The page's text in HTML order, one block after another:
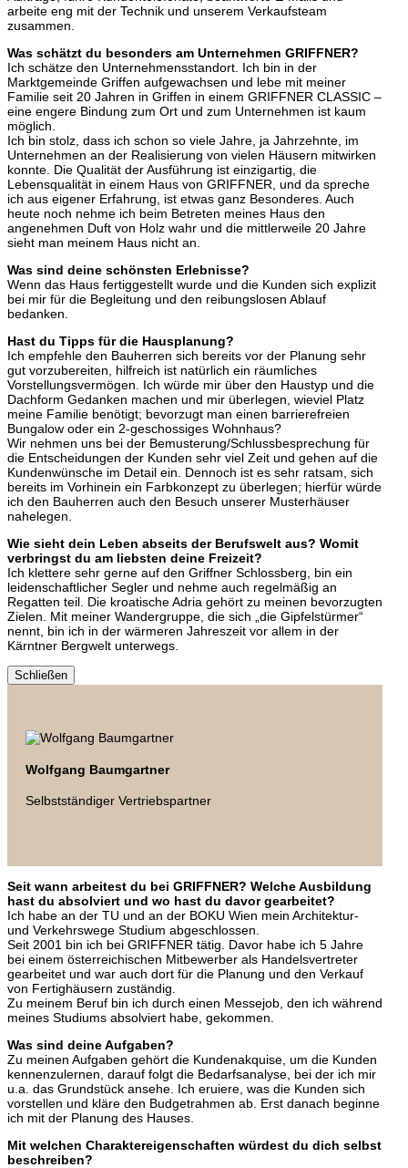
arbeite eng mit der Technik und unserem Verkaufsteam
zusammen.
Was schätzt du besonders am Unternehmen GRIFFNER?
Ich schätze den Unternehmensstandort. Ich bin in der
Marktgemeinde Griffen aufgewachsen und lebe mit meiner
Familie seit 20 Jahren in Griffen in einem GRIFFNER CLASSIC –
eine engere Bindung zum Ort und zum Unternehmen ist kaum
möglich.
Ich bin stolz, dass ich schon so viele Jahre, ja Jahrzehnte, im
Unternehmen an der Realisierung von vielen Häusern mitwirken
konnte. Die Qualität der Ausführung ist einzigartig, die
Lebensqualität in einem Haus von GRIFFNER, und da spreche
ich aus eigener Erfahrung, ist etwas ganz Besonderes. Auch
heute noch nehme ich beim Betreten meines Haus den
angenehmen Duft von Holz wahr und die mittlerweile 20 Jahre
sieht man meinem Haus nicht an.
Was sind deine schönsten Erlebnisse?
Wenn das Haus fertiggestellt wurde und die Kunden sich explizit
bei mir für die Begleitung und den reibungslosen Ablauf
bedanken.
Hast du Tipps für die Hausplanung?
Ich empfehle den Bauherren sich bereits vor der Planung sehr
gut vorzubereiten, hilfreich ist natürlich ein räumliches
Vorstellungsvermögen. Ich würde mir über den Haustyp und die
Dachform Gedanken machen und mir überlegen, wieviel Platz
meine Familie benötigt; bevorzugt man einen barrierefreien
Bungalow oder ein 2-geschossiges Wohnhaus?
Wir nehmen uns bei der Bemusterung/Schlussbesprechung für
die Entscheidungen der Kunden sehr viel Zeit und gehen auf die
Kundenwünsche im Detail ein. Dennoch ist es sehr ratsam, sich
bereits im Vorhinein ein Farbkonzept zu überlegen; hierfür würde
ich den Bauherren auch den Besuch unserer Musterhäuser
nahelegen.
Wie sieht dein Leben abseits der Berufswelt aus? Womit
verbringst du am liebsten deine Freizeit?
Ich klettere sehr gerne auf den Griffner Schlossberg, bin ein
leidenschaftlicher Segler und nehme auch regelmäßig an
Regatten teil. Die kroatische Adria gehört zu meinen bevorzugten
Zielen. Mit meiner Wandergruppe, die sich „die Gipfelstürmer“
nennt, bin ich in der wärmeren Jahreszeit vor allem in der
Kärntner Bergwelt unterwegs.
Schließen
Wolfgang Baumgartner
Selbstständiger Vertriebspartner
Seit wann arbeitest du bei GRIFFNER? Welche Ausbildung
hast du absolviert und wo hast du davor gearbeitet?
Ich habe an der TU und an der BOKU Wien mein Architektur-
und Verkehrswege Studium abgeschlossen.
Seit 2001 bin ich bei GRIFFNER tätig. Davor habe ich 5 Jahre
bei einem österreichischen Mitbewerber als Handelsvertreter
gearbeitet und war auch dort für die Planung und den Verkauf
von Fertighäusern zuständig.
Zu meinem Beruf bin ich durch einen Messejob, den ich während
meines Studiums absolviert habe, gekommen.
Was sind deine Aufgaben?
Zu meinen Aufgaben gehört die Kundenakquise, um die Kunden
kennenzulernen, darauf folgt die Bedarfsanalyse, bei der ich mir
u.a. das Grundstück ansehe. Ich eruiere, was die Kunden sich
vorstellen und kläre den Budgetrahmen ab. Erst danach beginne
ich mit der Planung des Hauses.
Mit welchen Charaktereigenschaften würdest du dich selbst
beschreiben?